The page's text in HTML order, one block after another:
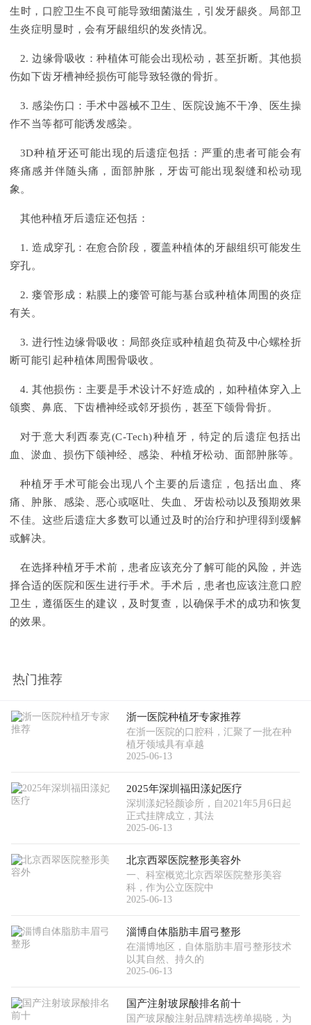
生时，口腔卫生不良可能导致细菌滋生，引发牙龈炎。局部卫
生炎症明显时，会有牙龈组织的发炎情况。
2. 边缘骨吸收：种植体可能会出现松动，甚至折断。其他损
伤如下齿牙槽神经损伤可能导致轻微的骨折。
3. 感染伤口：手术中器械不卫生、医院设施不干净、医生操
作不当等都可能诱发感染。
3D种植牙还可能出现的后遗症包括：严重的患者可能会有
疼痛感并伴随头痛，面部肿胀，牙齿可能出现裂缝和松动现
象。
其他种植牙后遗症还包括：
1. 造成穿孔：在愈合阶段，覆盖种植体的牙龈组织可能发生
穿孔。
2. 瘘管形成：粘膜上的瘘管可能与基台或种植体周围的炎症
有关。
3. 进行性边缘骨吸收：局部炎症或种植超负荷及中心螺栓折
断可能引起种植体周围骨吸收。
4. 其他损伤：主要是手术设计不好造成的，如种植体穿入上
颌窦、鼻底、下齿槽神经或邻牙损伤，甚至下颌骨骨折。
对于意大利西泰克(C-Tech)种植牙，特定的后遗症包括出
血、淤血、损伤下颌神经、感染、种植牙松动、面部肿胀等。
种植牙手术可能会出现八个主要的后遗症，包括出血、疼
痛、肿胀、感染、恶心或呕吐、失血、牙齿松动以及预期效果
不佳。这些后遗症大多数可以通过及时的治疗和护理得到缓解
或解决。
在选择种植牙手术前，患者应该充分了解可能的风险，并选
择合适的医院和医生进行手术。手术后，患者也应该注意口腔
卫生，遵循医生的建议，及时复查，以确保手术的成功和恢复
的效果。
热门推荐
浙一医院种植牙专家推荐
在浙一医院的口腔科，汇聚了一批在种
植牙领域具有卓越
2025-06-13
2025年深圳福田漾妃医疗
深圳漾妃轻颜诊所，自2021年5月6日起
正式挂牌成立，其法
2025-06-13
北京西翠医院整形美容外
一、科室概览北京西翠医院整形美容
科，作为公立医院中
2025-06-13
淄博自体脂肪丰眉弓整形
在淄博地区，自体脂肪丰眉弓整形技术
以其自然、持久的
2025-06-13
国产注射玻尿酸排名前十
国产玻尿酸注射品牌精选榜单揭晓，为